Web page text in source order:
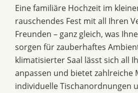
Eine familiäre Hochzeit im
rauschendes Fest mit all Ihren
Freunden – ganz gleich, was
sorgen für zauberhaftes
klimatisierter Saal lässt sich all
anpassen und bietet zahlreiche
individuelle Tischanordnungen